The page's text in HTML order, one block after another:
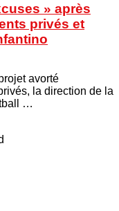
» après
privés et
avorté
la direction de la
…